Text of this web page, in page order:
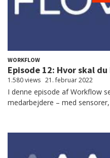
WORKFLOW
Episode 12: Hvor skal
1.580 views 21. februar 2022
I denne episode af Workflow
medarbejdere – med